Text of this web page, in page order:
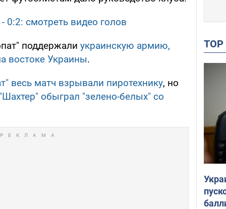
0:2: смотреть видео голов
поддержали украинскую армию,
востоке Украины.
весь матч взрывали пиротехнику, но
"Шахтер" обыграл "зелено-белых" со